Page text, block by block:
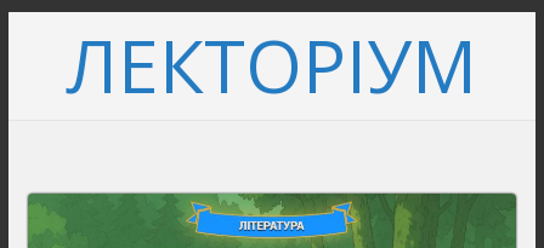
вмістуЛЕКТОРІУМ